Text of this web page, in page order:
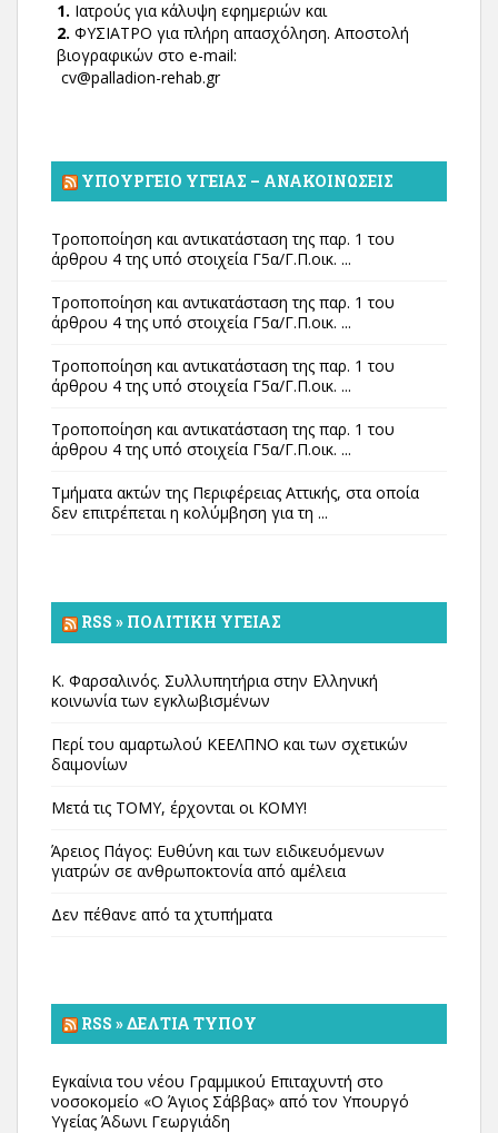
1. Ιατρούς για κάλυψη εφημεριών και
2. ΦΥΣΙΑΤΡΟ για πλήρη απασχόληση. Αποστολή
βιογραφικών στο e-mail:
cv@palladion-rehab.gr
ΥΠΟΥΡΓΕΊΟ ΥΓΕΊΑΣ – ΑΝΑΚΟΙΝΏΣΕΙΣ
Τροποποίηση και αντικατάσταση της παρ. 1 του
άρθρου 4 της υπό στοιχεία Γ5α/Γ.Π.οικ. ...
Τροποποίηση και αντικατάσταση της παρ. 1 του
άρθρου 4 της υπό στοιχεία Γ5α/Γ.Π.οικ. ...
Τροποποίηση και αντικατάσταση της παρ. 1 του
άρθρου 4 της υπό στοιχεία Γ5α/Γ.Π.οικ. ...
Τροποποίηση και αντικατάσταση της παρ. 1 του
άρθρου 4 της υπό στοιχεία Γ5α/Γ.Π.οικ. ...
Τμήματα ακτών της Περιφέρειας Αττικής, στα οποία
δεν επιτρέπεται η κολύμβηση για τη ...
RSS » ΠΟΛΙΤΙΚΉ ΥΓΕΊΑΣ
Κ. Φαρσαλινός. Συλλυπητήρια στην Ελληνική
κοινωνία των εγκλωβισμένων
Περί του αμαρτωλού ΚΕΕΛΠΝΟ και των σχετικών
δαιμονίων
Μετά τις ΤΟΜΥ, έρχονται οι ΚΟΜΥ!
Άρειος Πάγος: Ευθύνη και των ειδικευόμενων
γιατρών σε ανθρωποκτονία από αμέλεια
Δεν πέθανε από τα χτυπήματα
RSS » ΔΕΛΤΊΑ ΤΎΠΟΥ
Εγκαίνια του νέου Γραμμικού Επιταχυντή στο
νοσοκομείο «Ο Άγιος Σάββας» από τον Υπουργό
Υγείας Άδωνι Γεωργιάδη